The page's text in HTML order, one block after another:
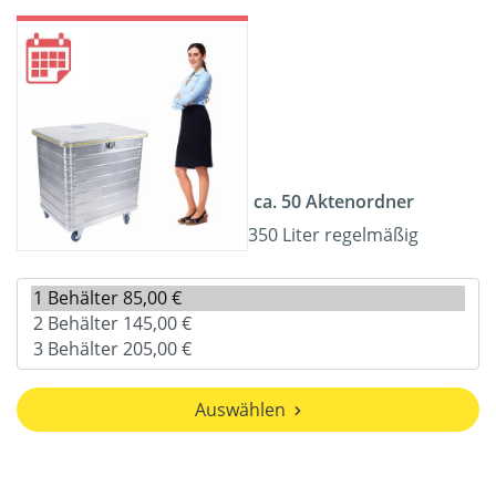
ca. 50 Aktenordner
350 Liter regelmäßig
Auswählen